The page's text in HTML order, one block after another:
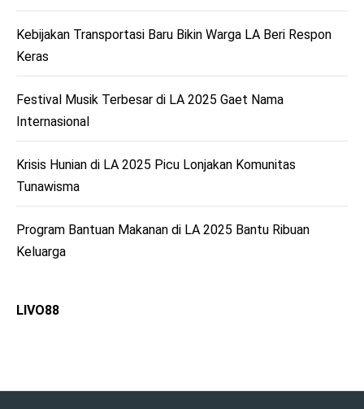
Kebijakan Transportasi Baru Bikin Warga LA Beri Respon
Keras
Festival Musik Terbesar di LA 2025 Gaet Nama
Internasional
Krisis Hunian di LA 2025 Picu Lonjakan Komunitas
Tunawisma
Program Bantuan Makanan di LA 2025 Bantu Ribuan
Keluarga
LIVO88